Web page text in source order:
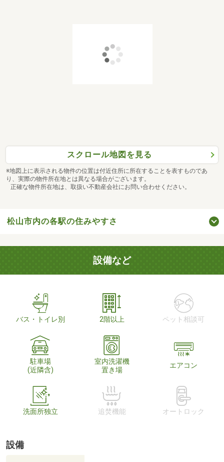
スクロール地図を見る
※地図上に表示される物件の位置は付近住所に所在することを表すものであ
り、実際の物件所在地とは異なる場合がございます。
正確な物件所在地は、取扱い不動産会社にお問い合わせください。
松山市内の各駅の住みやすさ
設備など
バス・トイレ別 2階以上 ペット相談可
駐車場
(近隣含)
室内洗濯機
置き場
エアコン
洗面所独立 追焚機能 オートロック
設備